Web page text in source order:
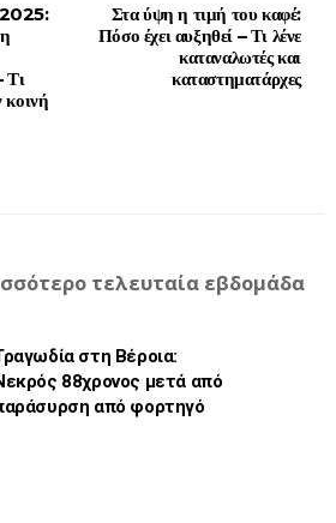
Στα ύψη η τιμή του καφέ:
Πόσο έχει αυξηθεί – Τι λένε
καταναλωτές και
καταστηματάρχες
2025:
Τι
κοινή
τελευταία εβδομάδα
στη Βέροια:
88χρονος μετά από
από φορτηγό